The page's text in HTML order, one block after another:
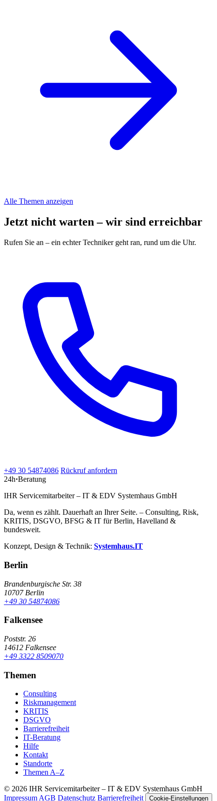
Alle Themen anzeigen
Jetzt nicht warten – wir sind erreichbar
Rufen Sie an – ein echter Techniker geht ran, rund um die Uhr.
+49 30 54874086 Rückruf anfordern
24h·Beratung
IHR Servicemitarbeiter – IT & EDV Systemhaus GmbH
Da, wenn es zählt. Dauerhaft an Ihrer Seite. – Consulting, Risk,
KRITIS, DSGVO, BFSG & IT für Berlin, Havelland &
bundesweit.
Konzept, Design & Technik: Systemhaus.IT
Berlin
Brandenburgische Str. 38
10707 Berlin
+49 30 54874086
Falkensee
Poststr. 26
14612 Falkensee
+49 3322 8509070
Themen
Consulting
Riskmanagement
KRITIS
DSGVO
Barrierefreiheit
IT-Beratung
Hilfe
Kontakt
Standorte
Themen A–Z
© 2026 IHR Servicemitarbeiter – IT & EDV Systemhaus GmbH
ImpressumAGB Datenschutz Barrierefreiheit Cookie-Einstellungen